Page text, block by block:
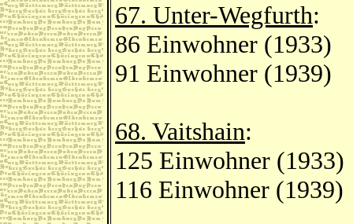
67. Unter-Wegfurth:
86 Einwohner (1933)
91 Einwohner (1939)
68. Vaitshain:
125 Einwohner (1933)
116 Einwohner (1939)